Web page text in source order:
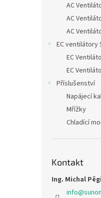
AC
AC
AC
EC ventilátory
EC
EC
Příslušenství
Napájecí
Mřížky
Chladící
Kontakt
Ing. Michal
info@